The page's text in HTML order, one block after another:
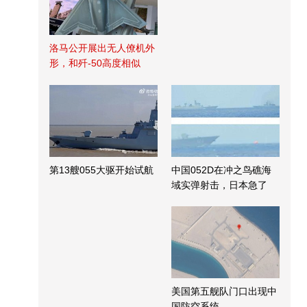
洛马公开展出无人僚机外
形，和歼-50高度相似
第13艘055大驱开始试航
中国052D在冲之鸟礁海
域实弹射击，日本急了
美国第五舰队门口出现中